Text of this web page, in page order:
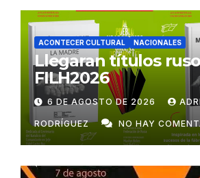
ACONTECER CULTURAL NACIONALES
Llegaran títulos
FILH2026
6 DE AGOSTO DE 2026
RODRÍGUEZ NO HAY